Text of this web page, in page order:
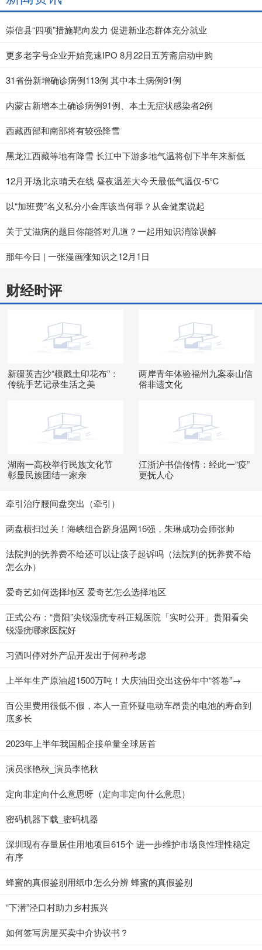
崇信县“四项”措施靶向发力 促进新业态群体充分就业
更多老字号企业开始竞速IPO 8月22日五芳斋启动申购
31省份新增确诊病例113例 其中本土病例91例
内蒙古新增本土确诊病例91例、本土无症状感染者2例
西藏西部和南部将有较强降雪
黑龙江西藏等地有降雪 长江中下游多地气温将创下半年来新低
12月开场北京晴天在线 昼夜温差大今天最低气温仅-5℃
以“加班费”名义私分小金库该当何罪？从金健案说起
关于艾滋病的题目你能答对几道？一起用知识消除误解
那年今日 | 一张漫画涨知识之12月1日
财经时评
新疆英吉沙“模戳土印花布”：
传统手艺记录生活之美
两岸青年体验福州九案泰山信
俗非遗文化
湖南一高校举行民族文化节
彰显民族团结一家亲
江浙沪书信传情：经此一“疫”
更抚人心
牵引治疗腰间盘突出（牵引）
两盘横扫过关！海峡组合跻身温网16强，朱琳成功会师张帅
法院判的抚养费不给还可以让孩子起诉吗（法院判的抚养费不给
怎么办）
爱奇艺如何选择地区 爱奇艺怎么选择地区
正式公布：“贵阳”尖锐湿疣专科正规医院「实时公开」贵阳看尖
锐湿疣哪家医院好
​习酒叫停对外产品开发出于何种考虑
上半年生产原油超1500万吨！大庆油田交出这份年中“答卷”→
百公里费用很低不假，本人一直怀疑电动车昂贵的电池的寿命到
底多长
2023年上半年我国船企接单量全球居首
演员张艳秋_演员李艳秋
定向非定向什么意思呀（定向非定向什么意思）
密码机器下载_密码机器
深圳现有存量居住用地项目615个 进一步维护市场良性理性稳定
有序
蜂蜜的真假鉴别用纸巾怎么分辨 蜂蜜的真假鉴别
“下潜”泾口村助力乡村振兴
如何签写房屋买卖中介协议书？